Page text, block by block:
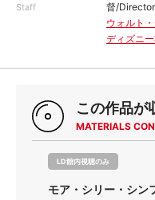
Staff
督/Director
ウォルト
ディズニ
この作品が
MATERIALS
LD館内視聴のみ
モア・シリー・シン